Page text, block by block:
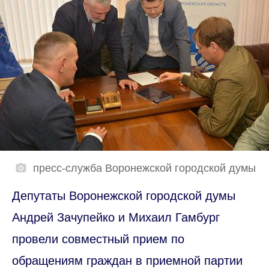
пресс-служба Воронежской городской думы
Депутаты Воронежской городской думы
Андрей Зачупейко и Михаил Гамбург
провели совместный прием по
обращениям граждан в приемной партии